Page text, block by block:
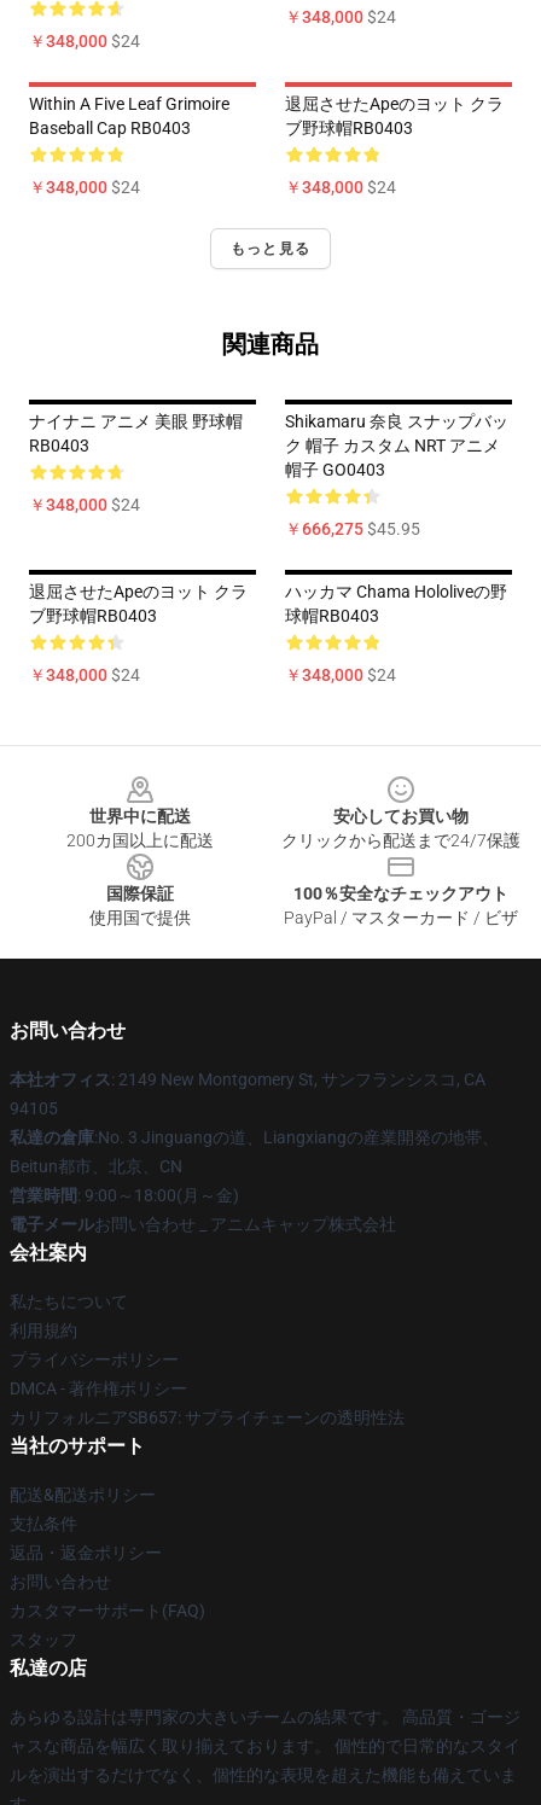
￥348,000$24
￥348,000$24
Within A Five Leaf Grimoire
Baseball Cap RB0403
￥348,000$24
退屈させたApeのヨット クラ
ブ野球帽RB0403
￥348,000$24
もっと見る
関連商品
ナイナニ アニメ 美眼 野球帽
RB0403
￥348,000$24
Shikamaru 奈良 スナップバッ
ク 帽子 カスタム NRT アニメ
帽子 GO0403
￥666,275$45.95
退屈させたApeのヨット クラ
ブ野球帽RB0403
￥348,000$24
ハッカマ Chama Hololiveの野
球帽RB0403
￥348,000$24
世界中に配送
200カ国以上に配送
安心してお買い物
クリックから配送まで24/7保護
国際保証
使用国で提供
100％安全なチェックアウト
PayPal / マスターカード / ビザ
お問い合わせ
本社オフィス: 2149 New Montgomery St, サンフランシスコ, CA
94105
私達の倉庫:No. 3 Jinguangの道、Liangxiangの産業開発の地帯、
Beitun都市、北京、CN
営業時間: 9:00～18:00(月～金)
電子メールお問い合わせ _ アニムキャップ株式会社
会社案内
私たちについて
利用規約
プライバシーポリシー
DMCA - 著作権ポリシー
カリフォルニアSB657: サプライチェーンの透明性法
当社のサポート
配送&配送ポリシー
支払条件
返品・返金ポリシー
お問い合わせ
カスタマーサポート(FAQ)
スタッフ
私達の店
あらゆる設計は専門家の大きいチームの結果です。 高品質・ゴージ
ャスな商品を幅広く取り揃えております。 個性的で日常的なスタイ
ルを演出するだけでなく、個性的な表現を超えた機能も備えていま